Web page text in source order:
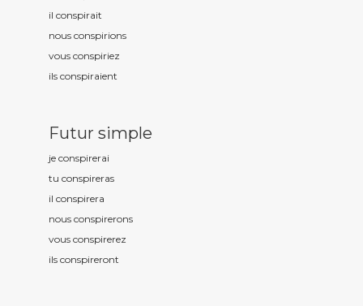
il conspirait
nous conspirions
vous conspiriez
ils conspiraient
Futur simple
je conspirerai
tu conspireras
il conspirera
nous conspirerons
vous conspirerez
ils conspireront